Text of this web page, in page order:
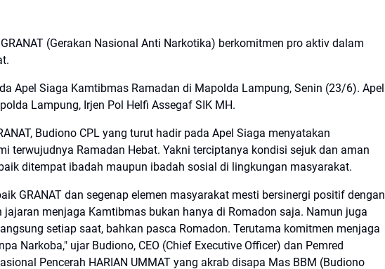
(Gerakan Nasional Anti Narkotika) berkomitmen pro aktiv dalam
Apel Siaga Kamtibmas Ramadan di Mapolda Lampung, Senin (23/6). Apel
Lampung, Irjen Pol Helfi Assegaf SIK MH.
Budiono CPL yang turut hadir pada Apel Siaga menyatakan
terwujudnya Ramadan Hebat. Yakni terciptanya kondisi sejuk dan aman
ditempat ibadah maupun ibadah sosial di lingkungan masyarakat.
GRANAT dan segenap elemen masyarakat mesti bersinergi positif dengan
jajaran menjaga Kamtibmas bukan hanya di Romadon saja. Namun juga
setiap saat, bahkan pasca Romadon. Terutama komitmen menjaga
Narkoba," ujar Budiono, CEO (Chief Executive Officer) dan Pemred
Pencerah HARIAN UMMAT yang akrab disapa Mas BBM (Budiono